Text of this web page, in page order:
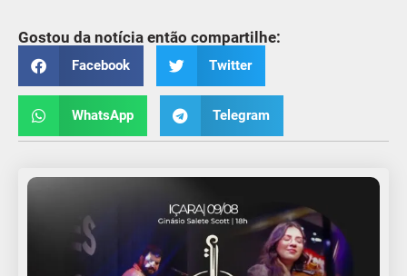
Gostou da notícia então compartilhe:
Facebook Twitter
WhatsApp Telegram